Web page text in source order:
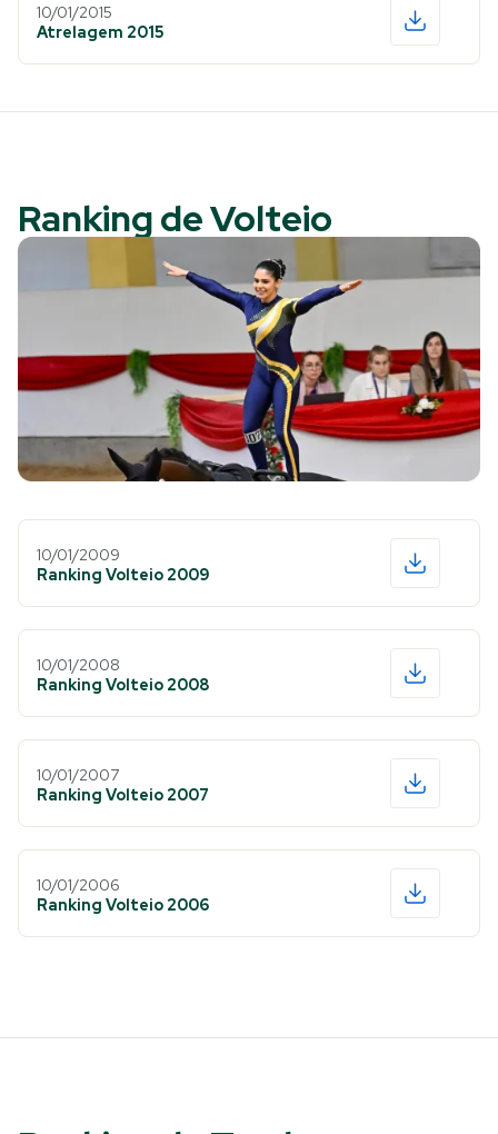
10/01/2015
Atrelagem 2015
Ranking de Volteio
10/01/2009
Ranking Volteio 2009
10/01/2008
Ranking Volteio 2008
10/01/2007
Ranking Volteio 2007
10/01/2006
Ranking Volteio 2006